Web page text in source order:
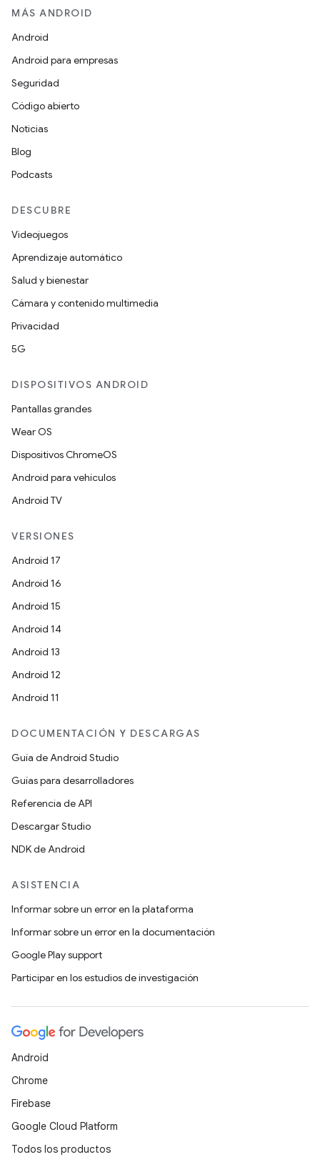
MÁS ANDROID
Android
Android para empresas
Seguridad
Código abierto
Noticias
Blog
Podcasts
DESCUBRE
Videojuegos
Aprendizaje automático
Salud y bienestar
Cámara y contenido multimedia
Privacidad
5G
DISPOSITIVOS ANDROID
Pantallas grandes
Wear OS
Dispositivos ChromeOS
Android para vehículos
Android TV
VERSIONES
Android 17
Android 16
Android 15
Android 14
Android 13
Android 12
Android 11
DOCUMENTACIÓN Y DESCARGAS
Guía de Android Studio
Guías para desarrolladores
Referencia de API
Descargar Studio
NDK de Android
ASISTENCIA
Informar sobre un error en la plataforma
Informar sobre un error en la documentación
Google Play support
Participar en los estudios de investigación
Android
Chrome
Firebase
Google Cloud Platform
Todos los productos